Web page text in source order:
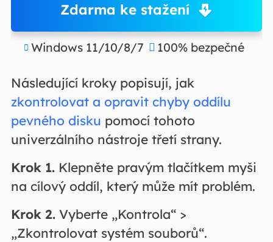
Zdarma ke stažení
 Windows 11/10/8/7  100% bezpečné
Následující kroky popisují, jak
zkontrolovat a opravit chyby oddílu
pevného disku pomocí tohoto
univerzálního nástroje třetí strany.
Krok 1.Klepněte pravým tlačítkem myši
na cílový oddíl, který může mít problém.
Krok 2.Vyberte „Kontrola“ >
„Zkontrolovat systém souborů“.